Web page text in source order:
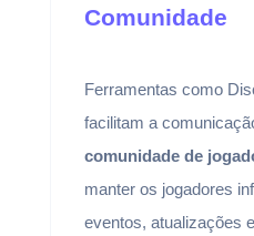
Comunidade
Ferramentas como
facilitam a
comunidade de
manter os jogadores
eventos, atualizações